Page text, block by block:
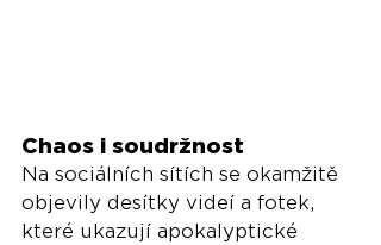
Chaos i soudržnost
Na sociálních sítích se okamžitě
objevily desítky videí a fotek,
které ukazují apokalyptické